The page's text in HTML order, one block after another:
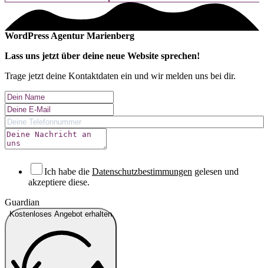
WordPress Agentur Marienberg
Lass uns jetzt über deine neue Website sprechen!
Trage jetzt deine Kontaktdaten ein und wir melden uns bei dir.
Ich habe die Datenschutzbestimmungen gelesen und
akzeptiere diese.
Guardian
Kostenloses Angebot erhalten